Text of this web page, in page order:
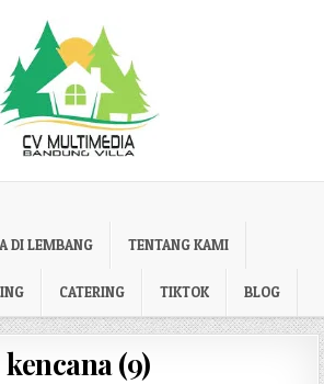
DI LEMBANG TENTANG KAMI
CATERING TIKTOK BLOG
kencana (9)